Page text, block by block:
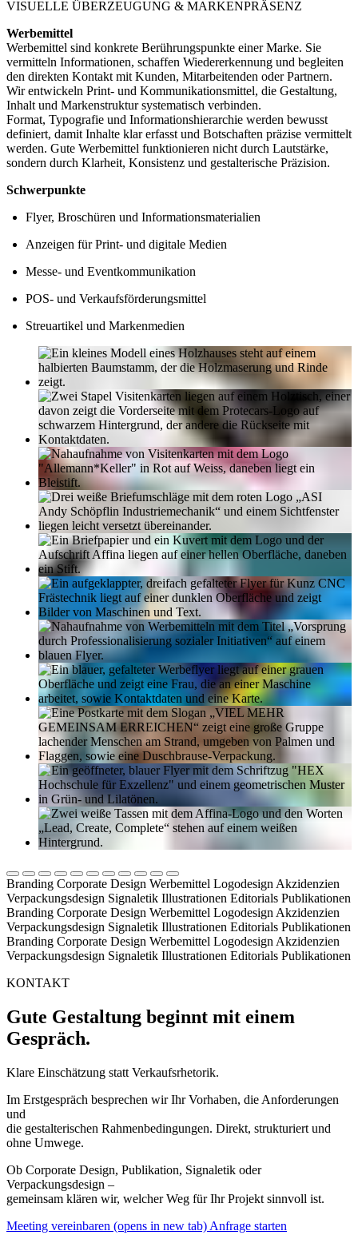
VISUELLE ÜBERZEUGUNG & MARKENPRÄSENZ
Werbemittel
Werbemittel sind konkrete Berührungspunkte einer Marke. Sie
vermitteln Informationen, schaffen Wiedererkennung und begleiten
den direkten Kontakt mit Kunden, Mitarbeitenden oder Partnern.
Wir entwickeln Print- und Kommunikationsmittel, die Gestaltung,
Inhalt und Markenstruktur systematisch verbinden.
Format, Typografie und Informationshierarchie werden bewusst
definiert, damit Inhalte klar erfasst und Botschaften präzise vermittelt
werden. Gute Werbemittel funktionieren nicht durch Lautstärke,
sondern durch Klarheit, Konsistenz und gestalterische Präzision.
Schwerpunkte
Flyer, Broschüren und Informationsmaterialien
Anzeigen für Print- und digitale Medien
Messe- und Eventkommunikation
POS- und Verkaufsförderungsmittel
Streuartikel und Markenmedien
Branding Corporate Design Werbemittel Logodesign Akzidenzien
Verpackungsdesign Signaletik Illustrationen Editorials Publikationen
Branding Corporate Design Werbemittel Logodesign Akzidenzien
Verpackungsdesign Signaletik Illustrationen Editorials Publikationen
Branding Corporate Design Werbemittel Logodesign Akzidenzien
Verpackungsdesign Signaletik Illustrationen Editorials Publikationen
KONTAKT
Gute Gestaltung beginnt mit einem
Gespräch.
Klare Einschätzung statt Verkaufsrhetorik.
Im Erstgespräch besprechen wir Ihr Vorhaben, die Anforderungen
und
die gestalterischen Rahmenbedingungen. Direkt, strukturiert und
ohne Umwege.
Ob Corporate Design, Publikation, Signaletik oder
Verpackungsdesign –
gemeinsam klären wir, welcher Weg für Ihr Projekt sinnvoll ist.
Meeting vereinbaren (opens in new tab) Anfrage starten